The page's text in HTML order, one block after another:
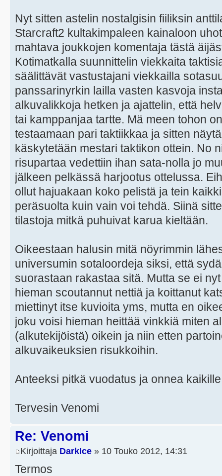
Nyt sitten astelin nostalgisin fiiliksin
Starcraft2 kultakimpaleen kainaloon
mahtava joukkojen komentaja tästä
Kotimatkalla suunnittelin viekkaita
säälittävät vastustajani viekkailla
panssarinyrkin lailla vasten kasvoja
alkuvalikkoja hetken ja ajattelin, että
tai kamppanjaa tartte. Mä meen tohon
testaamaan pari taktiikkaa ja sitten
käskytetään mestari taktikon ottein. No
risupartaa vedettiin ihan sata-nolla jo
jälkeen pelkässä harjootus ottelussa.
ollut hajuakaan koko pelistä ja tein
peräsuolta kuin vain voi tehdä. Siinä
tilastoja mitkä puhuivat karua kieltään.
Oikeestaan halusin mitä nöyrimmin
universumin sotaloordeja siksi, että
suorastaan rakastaa sitä. Mutta se ei
hieman scoutannut nettiä ja koittanut
miettinyt itse kuvioita yms, mutta en
joku voisi hieman heittää vinkkiä miten
(alkutekijöistä) oikein ja niin etten
alkuvaikeuksien risukkoihin.
Anteeksi pitkä vuodatus ja onnea
Tervesin Venomi
Re: Venomi
Kirjoittaja DarkIce » 10 Touko 2012, 14:31
Termos